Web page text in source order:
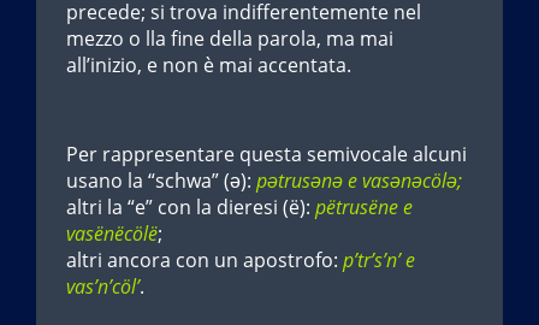
precede; si trova indifferentemente nel
mezzo o lla fine della parola, ma mai
all’inizio, e non è mai accentata.
Per rappresentare questa semivocale alcuni
usano la “schwa” (ə): pətrusənə e vasənəcölə;
altri la “e” con la dieresi (ë): pëtrusëne e
vasënëcölë;
altri ancora con un apostrofo: p’tr’s’n’ e
vas’n’cöl’.